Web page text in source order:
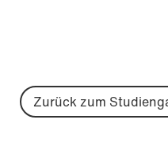
Zurück zum